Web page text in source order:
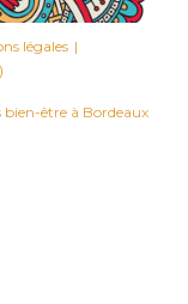
légales
bien-être à Bordeaux